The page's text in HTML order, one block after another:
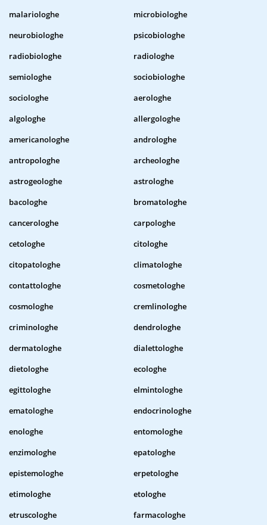
malariologhe
microbiologhe
neurobiologhe
psicobiologhe
radiobiologhe
radiologhe
semiologhe
sociobiologhe
sociologhe
aerologhe
algologhe
allergologhe
americanologhe
androloghe
antropologhe
archeologhe
astrogeologhe
astrologhe
bacologhe
bromatologhe
cancerologhe
carpologhe
cetologhe
citologhe
citopatologhe
climatologhe
contattologhe
cosmetologhe
cosmologhe
cremlinologhe
criminologhe
dendrologhe
dermatologhe
dialettologhe
dietologhe
ecologhe
egittologhe
elmintologhe
ematologhe
endocrinologhe
enologhe
entomologhe
enzimologhe
epatologhe
epistemologhe
erpetologhe
etimologhe
etologhe
etruscologhe
farmacologhe